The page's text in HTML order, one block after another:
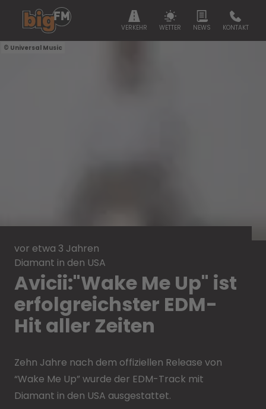
VERKEHR WETTER NEWS KONTAKT
Universal Music
vor etwa 3 Jahren
Diamant in den USA
Avicii:"Wake Me Up" ist
erfolgreichster EDM-
Hit aller Zeiten
Zehn Jahre nach dem offiziellen Release von
“Wake Me Up” wurde der EDM-Track mit
Diamant in den USA ausgestattet.